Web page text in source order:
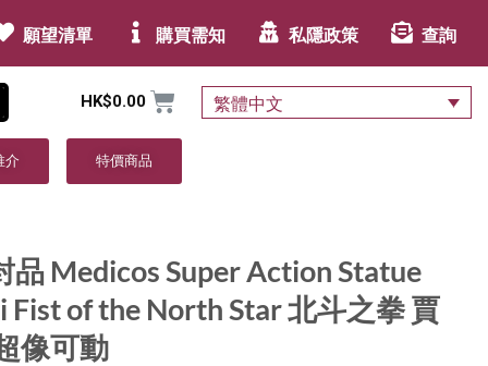
願望清單 購買需知 私隱政策 查詢
HK$0.00 繁體中文
介 特價商品
品 Medicos Super Action Statue
Fist of the North Star 北斗之拳 賈
像可動